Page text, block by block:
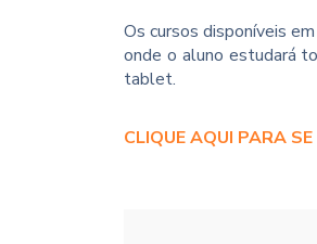
Os cursos disponíveis
onde o aluno estudará
tablet.
CLIQUE AQUI PARA